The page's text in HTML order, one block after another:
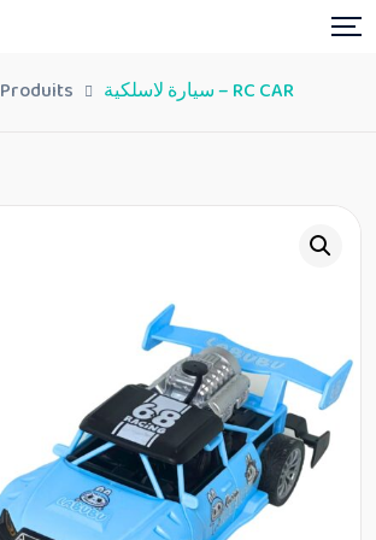
Produits سيارة لاسلكية – RC CAR